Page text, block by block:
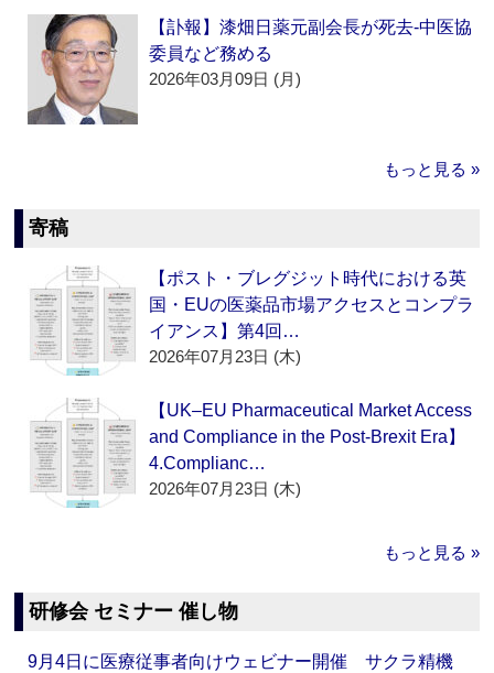
【訃報】漆畑日薬元副会長が死去‐中医協
委員など務める
2026年03月09日 (月)
もっと見る »
寄稿
【ポスト・ブレグジット時代における英
国・EUの医薬品市場アクセスとコンプラ
イアンス】第4回…
2026年07月23日 (木)
【UK–EU Pharmaceutical Market Access
and Compliance in the Post-Brexit Era】
4.Complianc…
2026年07月23日 (木)
もっと見る »
研修会 セミナー 催し物
9月4日に医療従事者向けウェビナー開催 サクラ精機